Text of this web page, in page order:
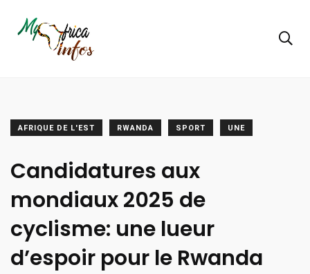
AFRIQUE DE L'EST RWANDA SPORT UNE
Candidatures aux
mondiaux 2025 de
cyclisme: une lueur
d’espoir pour le Rwanda